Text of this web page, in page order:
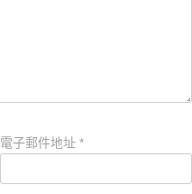
電子郵件地址*